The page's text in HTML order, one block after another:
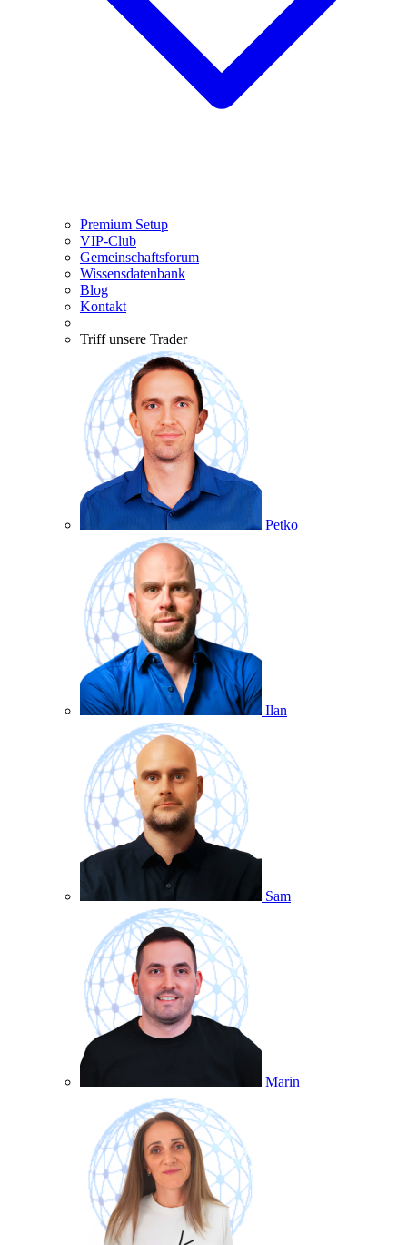
Premium Setup
VIP-Club
Gemeinschaftsforum
Wissensdatenbank
Blog
Kontakt
Triff unsere Trader
Petko
Ilan
Sam
Marin